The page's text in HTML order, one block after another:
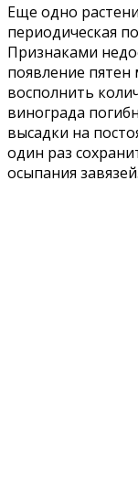
Еще одно
периодическая
Признаками
появление пятен
восполнить
винограда
высадки на
один раз
осыпания завязей.